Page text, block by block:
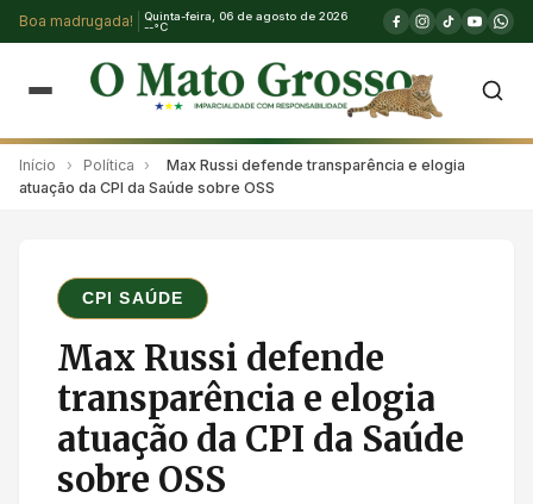
Boa madrugada!
Quinta-feira, 06 de agosto de 2026
--°C
Início › Política ›
Max Russi defende transparência e elogia
atuação da CPI da Saúde sobre OSS
CPI SAÚDE
Max Russi defende
transparência e elogia
atuação da CPI da Saúde
sobre OSS